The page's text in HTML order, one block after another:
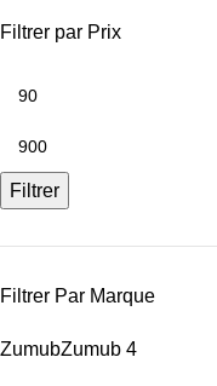
Filtrer par Prix
Filtrer
Filtrer Par Marque
ZumubZumub 4